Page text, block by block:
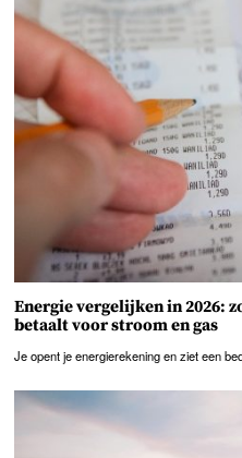
Energie vergelijken in 2026:
betaalt voor stroom en gas
Je opent je energierekening en ziet een